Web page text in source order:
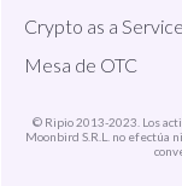
Crypto as a Service
Mesa de OTC
© Ripio 2013-2023. Los
Moonbird S.R.L. no efectúa